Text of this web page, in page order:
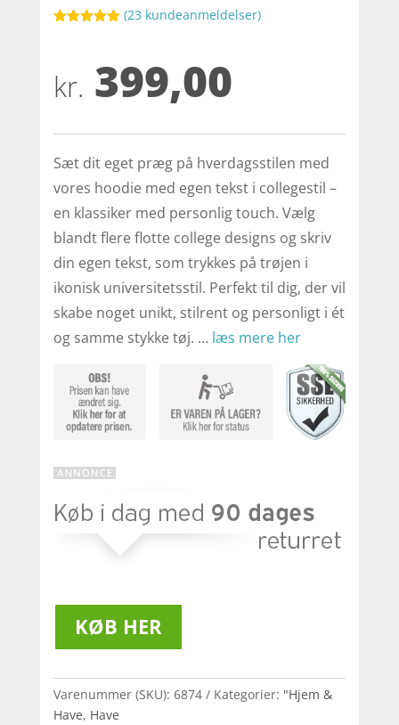
baseret på
kundebedøm
melser
(23 kundeanmeldelser)
kr. 399,00
Sæt dit eget præg på hverdagsstilen med
vores hoodie med egen tekst i collegestil –
en klassiker med personlig touch. Vælg
blandt flere flotte college designs og skriv
din egen tekst, som trykkes på trøjen i
ikonisk universitetsstil. Perfekt til dig, der vil
skabe noget unikt, stilrent og personligt i ét
og samme stykke tøj. … læs mere her
KØB HER
Varenummer (SKU): 6874 Kategorier: "Hjem &
Have, Have